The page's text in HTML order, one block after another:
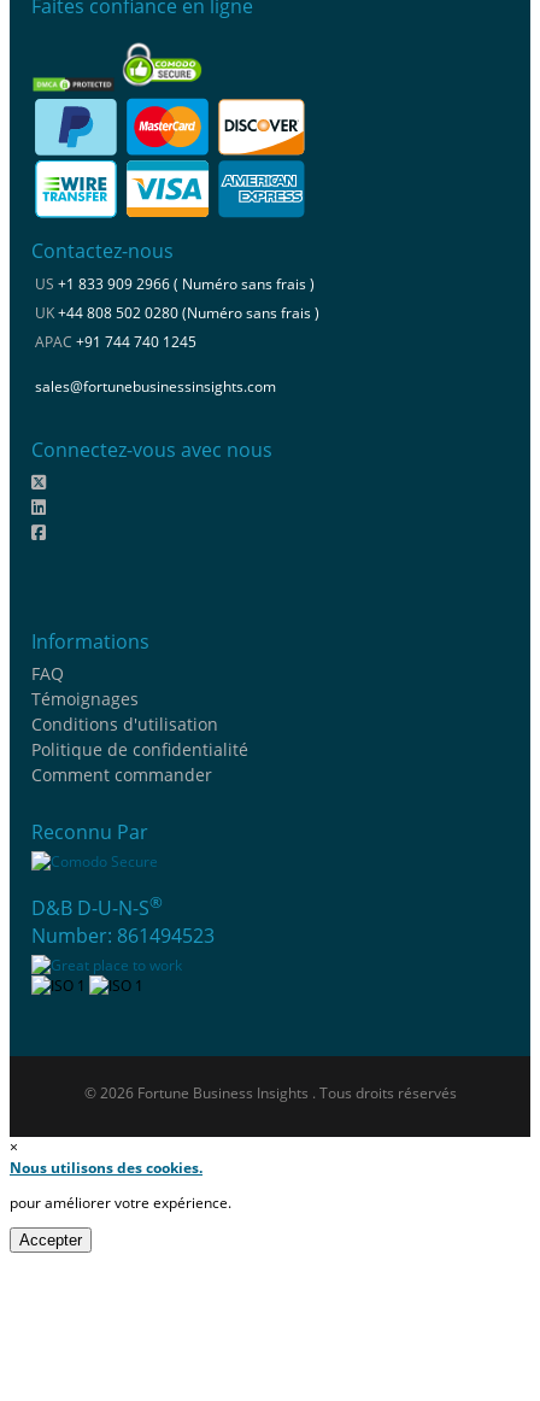
Faites confiance en ligne
Contactez-nous
US +1 833 909 2966 ( Numéro sans frais )
UK+44 808 502 0280 (Numéro sans frais )
APAC +91 744 740 1245
sales@fortunebusinessinsights.com
Connectez-vous avec nous
Informations
FAQ
Témoignages
Conditions d'utilisation
Politique de confidentialité
Comment commander
Reconnu Par
D&B D-U-N-S®
Number: 861494523
© 2026 Fortune Business Insights . Tous droits réservés
×
Nous utilisons des cookies.
pour améliorer votre expérience.
Accepter